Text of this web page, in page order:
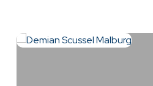
se no atendimento e
padrão. Em outras regiões dispõe